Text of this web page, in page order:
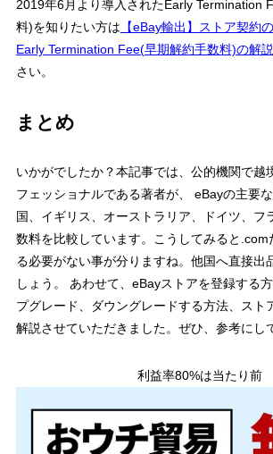
2019年6月より導入されたEarly Termination
料)を知りたい方は 【eBay輸出】ストア契約
Early Termination Fee(早期解約手数料)の解説
さい。
まとめ
いかがでしたか？本記事では、公的機関で越
フェッショナルである著者が、 eBayの主要
国、イギリス、オーストラリア、ドイツ、フ
数料を比較しています。こうしてみると.com
る必要がない事が分りますね。他国へ直接出
しょう。 あわせて、eBayストアを登録する
プグレード、ダウングレードする方法、スト
解説させていただきました。ぜひ、参考にし
利益率80%は当たり前